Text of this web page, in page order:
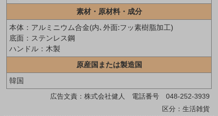
素材・原材料・成分
本体：アルミニウム合金(内､外面:フッ素樹脂加工)
底面：ステンレス鋼
ハンドル：木製
原産国または製造国
韓国
広告文責：株式会社健人 電話番号 048-252-3939
区分：生活雑貨